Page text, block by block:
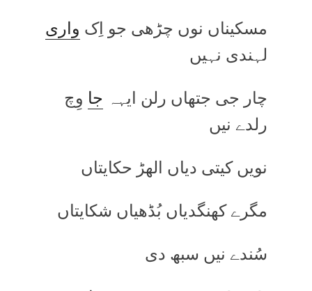
مسکیناں نوں چڑھی جو اِک واری
لہندی نہیں
چار جی جتھاں رلن ایہہ جا وِچ
رلدے نیں
نویں کیتی دیاں الھڑ حکایتاں
مگرے کھنگدیاں بُڈھیاں شکایتاں
سُندے نیں سبھ دی